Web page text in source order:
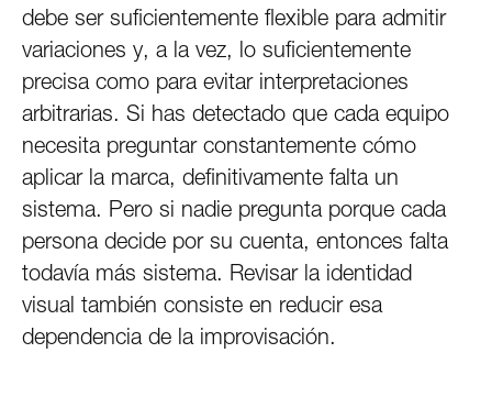
debe ser suficientemente flexible para admitir
variaciones y, a la vez, lo suficientemente
precisa como para evitar interpretaciones
arbitrarias. Si has detectado que cada equipo
necesita preguntar constantemente cómo
aplicar la marca, definitivamente falta un
sistema. Pero si nadie pregunta porque cada
persona decide por su cuenta, entonces falta
todavía más sistema. Revisar la identidad
visual también consiste en reducir esa
dependencia de la improvisación.